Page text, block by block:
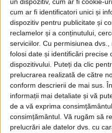
un dispozitiv, cum ar fi cookie-
cum ar fi identificatori unici și
dispozitiv pentru publicitate și
reclamelor și a conținutului,
serviciilor. Cu permisiunea
folosi date și identificări precise
dispozitivului. Puteți da clic
prelucrarea realizată de către
conform descrierii de mai sus.
informații mai detaliate și vă
de a vă exprima
consimțământul. Vă rugăm să
prelucrări ale datelor dvs. cu
ARTICOLE ONLINE
Dovezi ale relațiilor Indo-
sute de ani
Imperiul Roman se întindea
Mediterană, Europa,